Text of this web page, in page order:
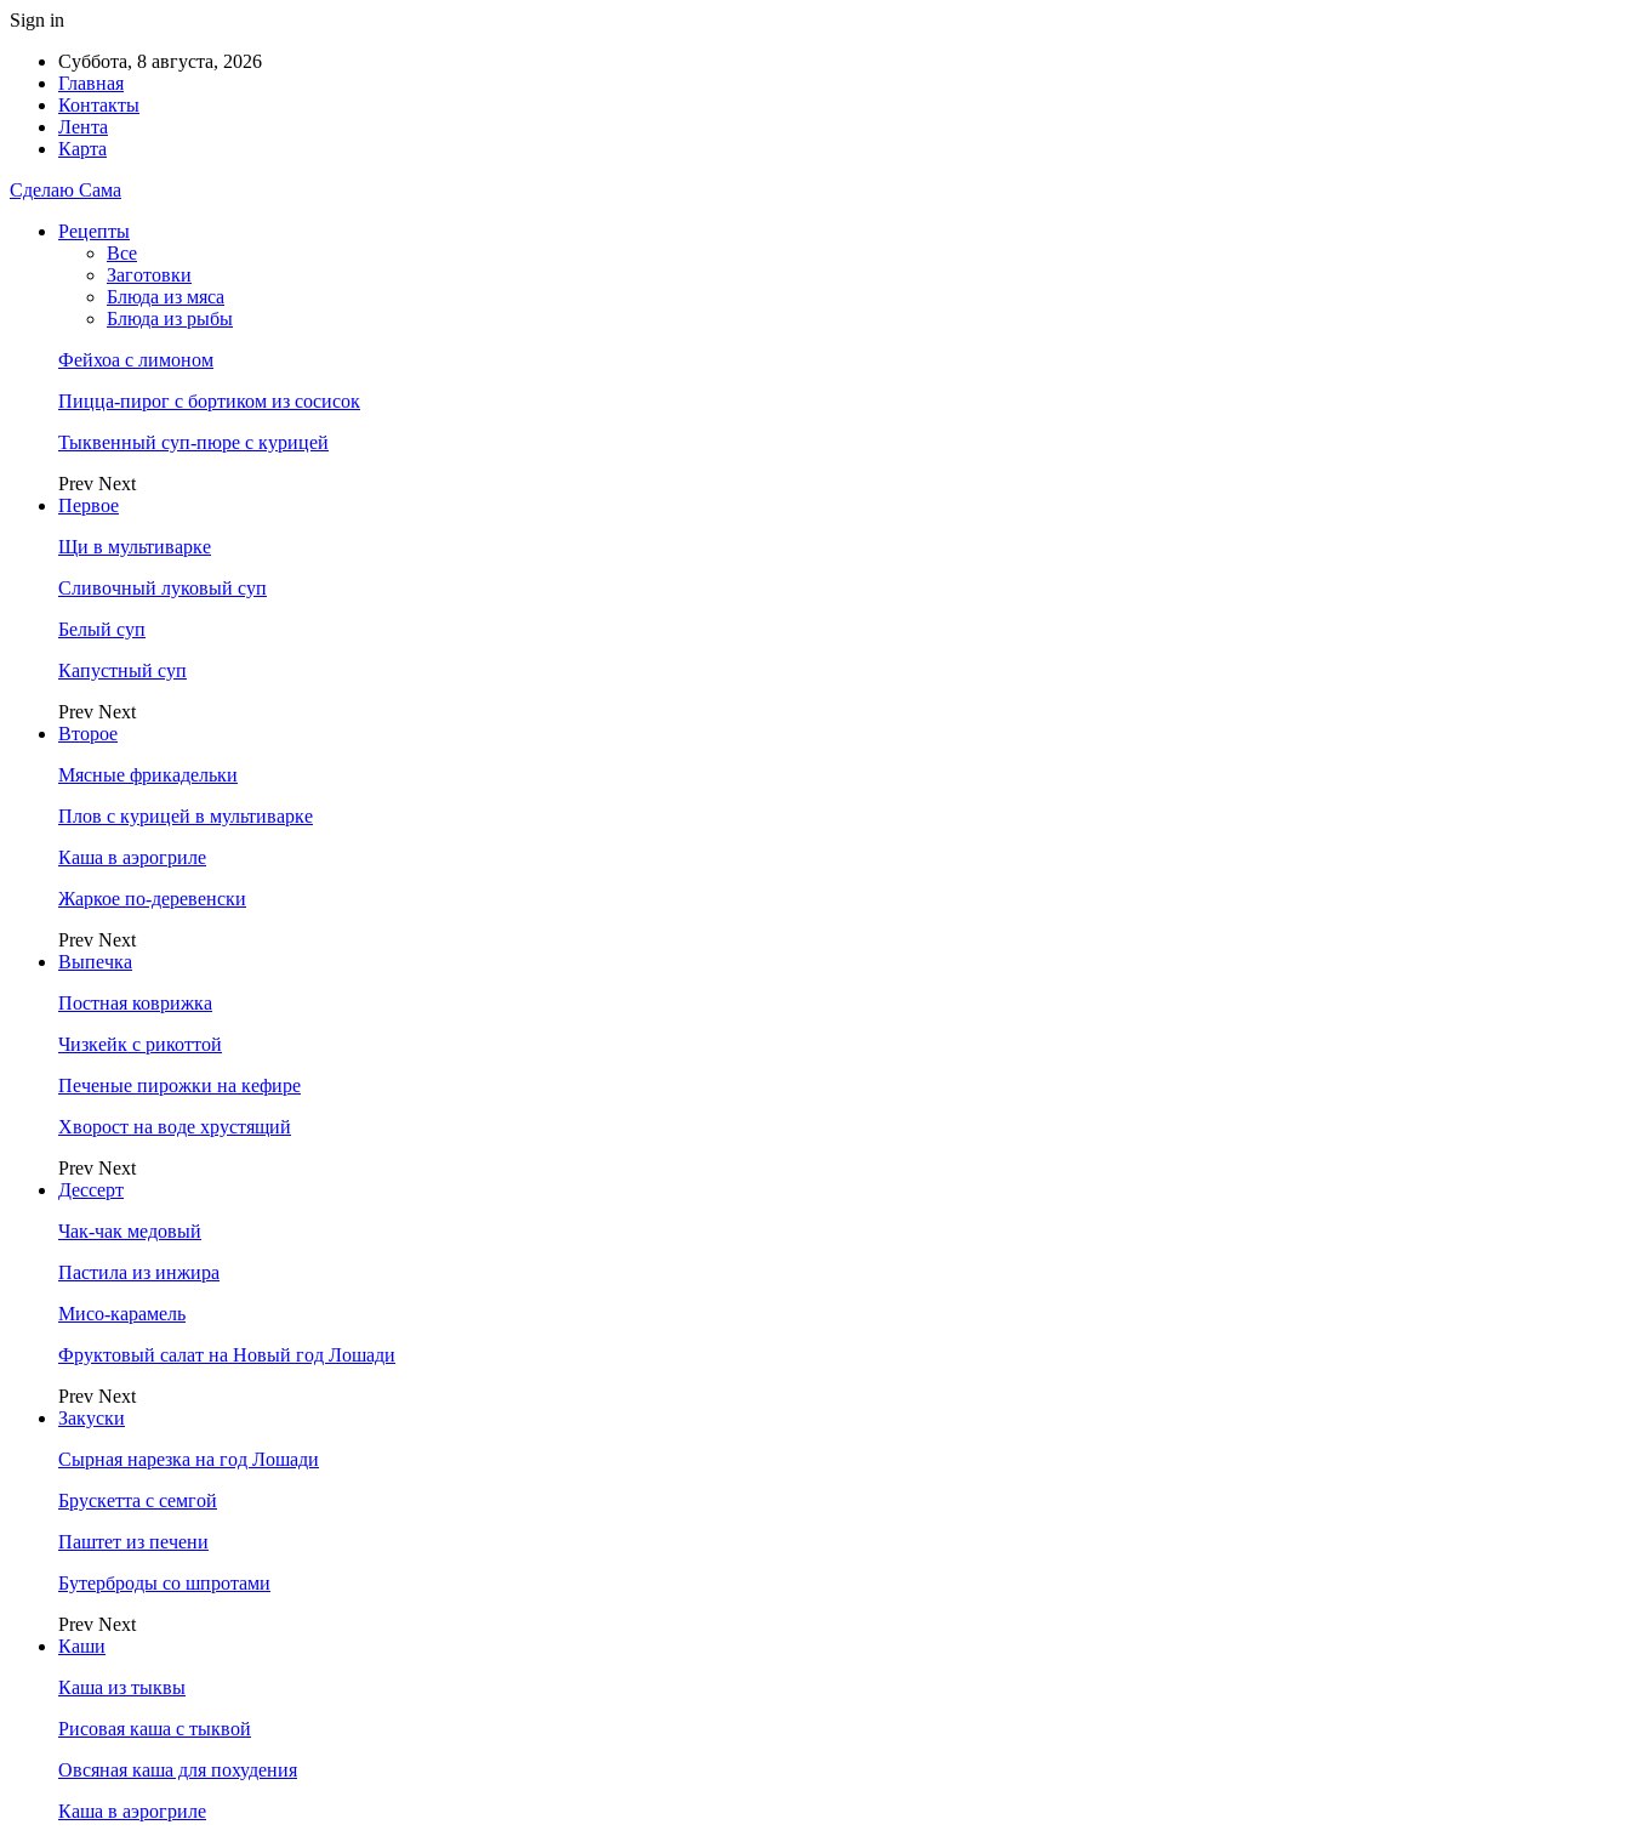
Sign in
Суббота, 8 августа, 2026
Главная
Контакты
Лента
Карта
Сделаю Сама
Рецепты
Все
Заготовки
Блюда из мяса
Блюда из рыбы
Фейхоа с лимоном
Пицца-пирог с бортиком из сосисок
Тыквенный суп-пюре с курицей
Prev Next
Первое
Щи в мультиварке
Сливочный луковый суп
Белый суп
Капустный суп
Prev Next
Второе
Мясные фрикадельки
Плов с курицей в мультиварке
Каша в аэрогриле
Жаркое по-деревенски
Prev Next
Выпечка
Постная коврижка
Чизкейк с рикоттой
Печеные пирожки на кефире
Хворост на воде хрустящий
Prev Next
Дессерт
Чак-чак медовый
Пастила из инжира
Мисо-карамель
Фруктовый салат на Новый год Лошади
Prev Next
Закуски
Сырная нарезка на год Лошади
Брускетта с семгой
Паштет из печени
Бутерброды со шпротами
Prev Next
Каши
Каша из тыквы
Рисовая каша с тыквой
Овсяная каша для похудения
Каша в аэрогриле